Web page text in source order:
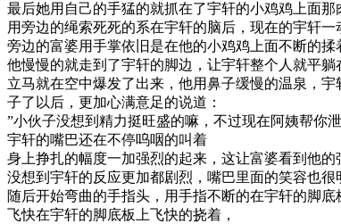
最后她用自己的手猛的就抓在了宇轩的小鸡鸡上面
用旁边的绳索死死的系在宇轩的脑后，现在的宇轩
旁边的富婆用手掌依旧是在他的小鸡鸡上面不断的
他慢慢的就走到了宇轩的脚边，让宇轩整个人就平
立马就在空中爆发了出来，他用鼻子缓慢的温泉，
子了以后，更加心满意足的说道：
”小伙子没想到精力挺旺盛的嘛，不过现在阿姨帮你
宇轩的嘴巴还在不停呜咽的叫着
身上挣扎的幅度一加强烈的起来，这让富婆看到他
没想到宇轩的反应更加都剧烈，嘴巴里面的笑容也
随后开始弯曲的手指头，用手指不断的在宇轩的脚
飞快在宇轩的脚底板上飞快的挠着，